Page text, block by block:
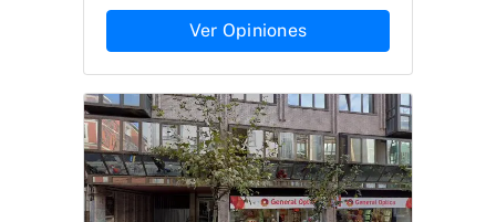
Ver Opiniones